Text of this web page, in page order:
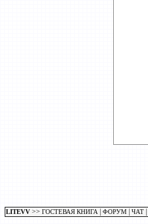
LITEVV >> ГОСТЕВАЯ КНИГА ФОРУМ ЧАТ